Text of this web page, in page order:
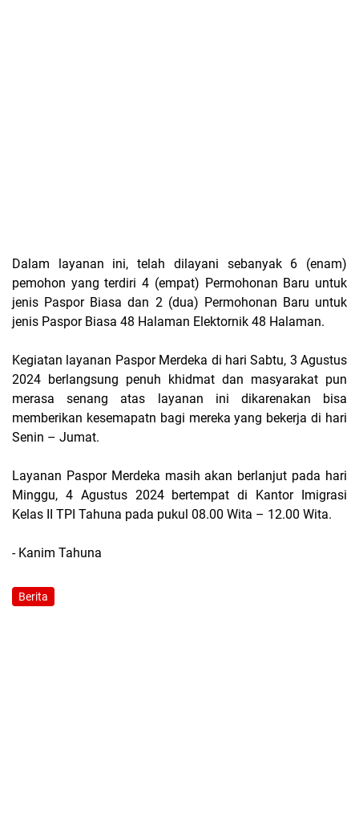
Dalam layanan ini, telah dilayani sebanyak 6 (enam)
pemohon yang terdiri 4 (empat) Permohonan Baru untuk
jenis Paspor Biasa dan 2 (dua) Permohonan Baru untuk
jenis Paspor Biasa 48 Halaman Elektornik 48 Halaman.
Kegiatan layanan Paspor Merdeka di hari Sabtu, 3 Agustus
2024 berlangsung penuh khidmat dan masyarakat pun
merasa senang atas layanan ini dikarenakan bisa
memberikan kesemapatn bagi mereka yang bekerja di hari
Senin – Jumat.
Layanan Paspor Merdeka masih akan berlanjut pada hari
Minggu, 4 Agustus 2024 bertempat di Kantor Imigrasi
Kelas II TPI Tahuna pada pukul 08.00 Wita – 12.00 Wita.
- Kanim Tahuna
Berita